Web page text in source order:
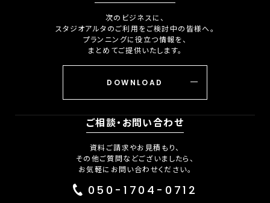
次のビジネスに、
スタジオアルタのご利用をご検討中の皆様へ。
プランニングに役立つ情報を、
まとめてご提供いたします。
DOWNLOAD
ご相談・お問い合わせ
資料ご請求やお見積もり、
その他ご質問などございましたら、
お気軽にお問い合わせください。
050-1704-0712